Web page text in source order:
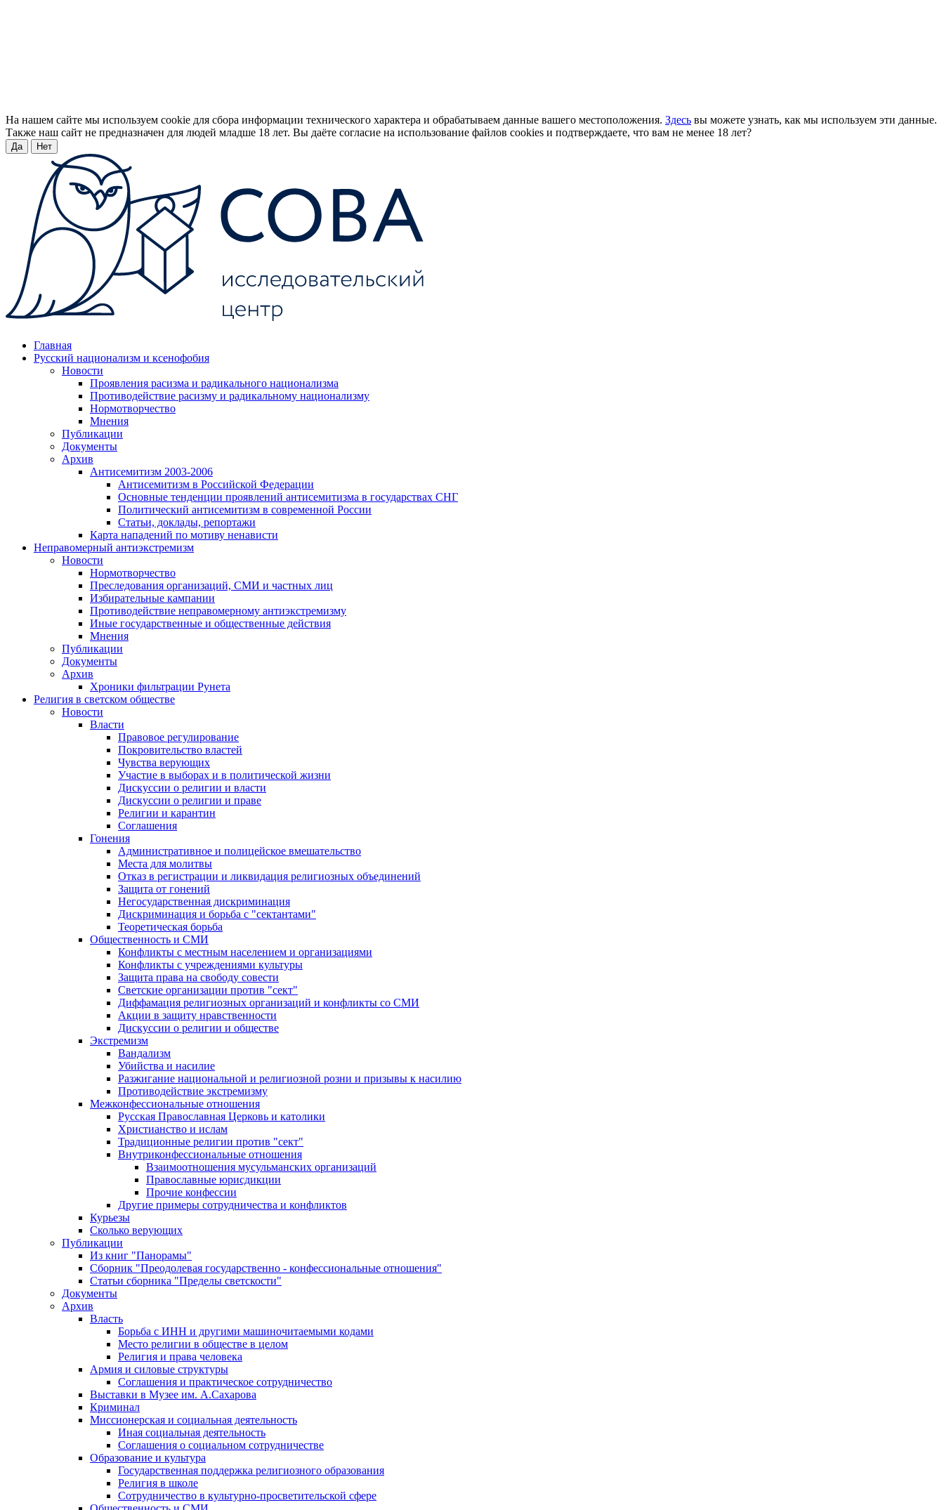
На нашем сайте мы используем cookie для сбора информации технического характера и обрабатываем данные вашего местоположения. Здесь вы можете узнать, как мы используем эти данные.
Также наш сайт не предназначен для людей младше 18 лет. Вы даёте согласие на использование файлов cookies и подтверждаете, что вам не менее 18 лет?
Да Нет
Главная
Русский национализм и ксенофобия
Новости
Проявления расизма и радикального национализма
Противодействие расизму и радикальному национализму
Нормотворчество
Мнения
Публикации
Документы
Архив
Антисемитизм 2003-2006
Антисемитизм в Российской Федерации
Основные тенденции проявлений антисемитизма в государствах СНГ
Политический антисемитизм в современной России
Статьи, доклады, репортажи
Карта нападений по мотиву ненависти
Неправомерный антиэкстремизм
Новости
Нормотворчество
Преследования организаций, СМИ и частных лиц
Избирательные кампании
Противодействие неправомерному антиэкстремизму
Иные государственные и общественные действия
Мнения
Публикации
Документы
Архив
Хроники фильтрации Рунета
Религия в светском обществе
Новости
Власти
Правовое регулирование
Покровительство властей
Чувства верующих
Участие в выборах и в политической жизни
Дискуссии о религии и власти
Дискуссии о религии и праве
Религии и карантин
Соглашения
Гонения
Административное и полицейское вмешательство
Места для молитвы
Отказ в регистрации и ликвидация религиозных объединений
Защита от гонений
Негосударственная дискриминация
Дискриминация и борьба с "сектантами"
Теоретическая борьба
Общественность и СМИ
Конфликты с местным населением и организациями
Конфликты с учреждениями культуры
Защита права на свободу совести
Светские организации против "сект"
Диффамация религиозных организаций и конфликты со СМИ
Акции в защиту нравственности
Дискуссии о религии и обществе
Экстремизм
Вандализм
Убийства и насилие
Разжигание национальной и религиозной розни и призывы к насилию
Противодействие экстремизму
Межконфессиональные отношения
Русская Православная Церковь и католики
Христианство и ислам
Традиционные религии против "сект"
Внутриконфессиональные отношения
Взаимоотношения мусульманских организаций
Православные юрисдикции
Прочие конфессии
Другие примеры сотрудничества и конфликтов
Курьезы
Сколько верующих
Публикации
Из книг "Панорамы"
Сборник "Преодолевая государственно - конфессиональные отношения"
Статьи сборника "Пределы светскости"
Документы
Архив
Власть
Борьба с ИНН и другими машиночитаемыми кодами
Место религии в обществе в целом
Религия и права человека
Армия и силовые структуры
Соглашения и практическое сотрудничество
Выставки в Музее им. А.Сахарова
Криминал
Миссионерская и социальная деятельность
Иная социальная деятельность
Соглашения о социальном сотрудничестве
Образование и культура
Государственная поддержка религиозного образования
Религия в школе
Сотрудничество в культурно-просветительской сфере